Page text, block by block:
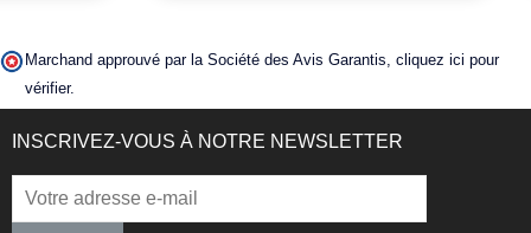
Marchand approuvé par la Société des Avis Garantis, cliquez ici pour
vérifier.
INSCRIVEZ-VOUS À NOTRE NEWSLETTER